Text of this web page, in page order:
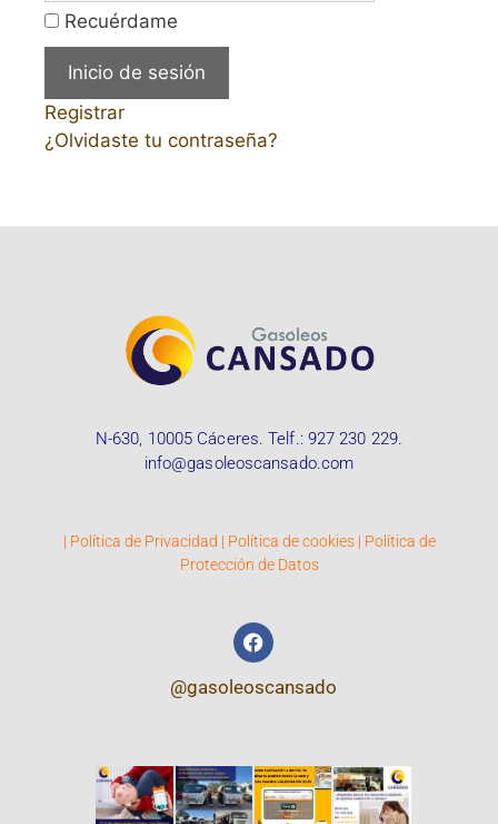
Recuérdame
Registrar
¿Olvidaste tu contraseña?
N-630, 10005 Cáceres. Telf.: 927 230 229.
info@gasoleoscansado.com
| Política de Privacidad | Política de cookies| Política de
Protección de Datos
@gasoleoscansado